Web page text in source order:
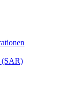
(SAR)